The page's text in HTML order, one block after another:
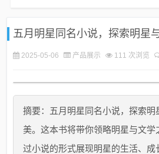
五月明星同名小说，探索明星
2025-05-06 产品展示 111 次浏览
摘要：五月明星同名小说，探索明
美。这本书将带你领略明星与文学
过小说的形式展现明星的生活、成